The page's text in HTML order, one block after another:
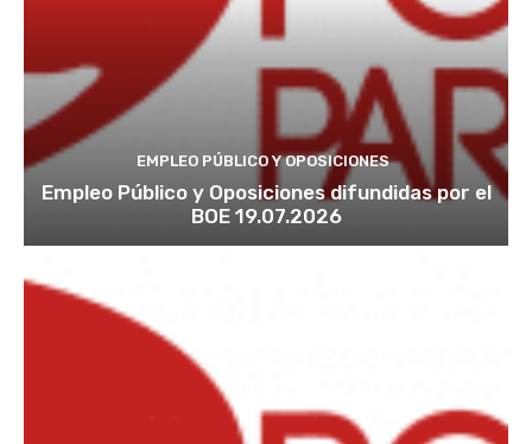
EMPLEO PÚBLICO Y OPOSICIONES
Empleo Público y Oposiciones difundidas por el
BOE 19.07.2026